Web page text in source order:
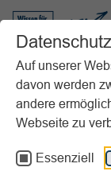
Auf unserer
davon werden
andere
Webseite zu
Essenziell
Startseite
Informationen